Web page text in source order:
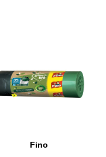
28
Fino